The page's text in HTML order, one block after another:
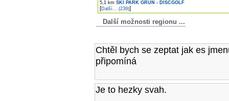
5,1 km SKI PARK GRUŇ - DISCGOLF
[Další... (239)]
Další možnosti regionu ...
Chtěl bych se zeptat jak es
připomíná
Je to hezky svah.